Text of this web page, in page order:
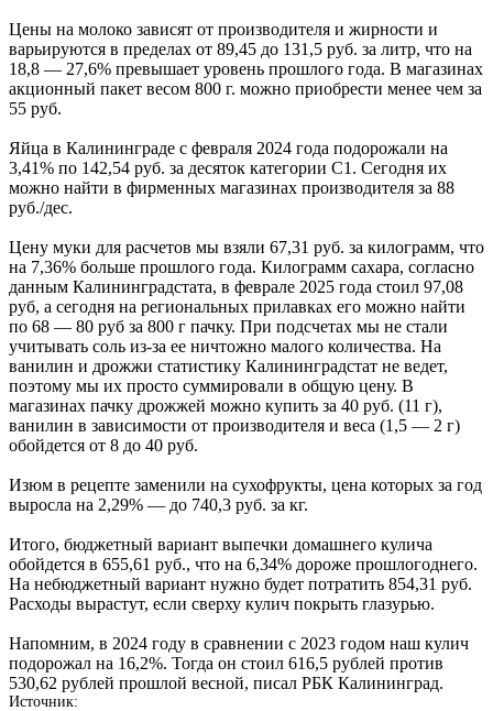
Цены на молоко зависят от производителя и жирности и
варьируются в пределах от 89,45 до 131,5 руб. за литр, что на
18,8 — 27,6% превышает уровень прошлого года. В магазинах
акционный пакет весом 800 г. можно приобрести менее чем за
55 руб.
Яйца в Калининграде с февраля 2024 года подорожали на
3,41% по 142,54 руб. за десяток категории С1. Сегодня их
можно найти в фирменных магазинах производителя за 88
руб./дес.
Цену муки для расчетов мы взяли 67,31 руб. за килограмм, что
на 7,36% больше прошлого года. Килограмм сахара, согласно
данным Калининградстата, в феврале 2025 года стоил 97,08
руб, а сегодня на региональных прилавках его можно найти
по 68 — 80 руб за 800 г пачку. При подсчетах мы не стали
учитывать соль из-за ее ничтожно малого количества. На
ванилин и дрожжи статистику Калининградстат не ведет,
поэтому мы их просто суммировали в общую цену. В
магазинах пачку дрожжей можно купить за 40 руб. (11 г),
ванилин в зависимости от производителя и веса (1,5 — 2 г)
обойдется от 8 до 40 руб.
Изюм в рецепте заменили на сухофрукты, цена которых за год
выросла на 2,29% — до 740,3 руб. за кг.
Итого, бюджетный вариант выпечки домашнего кулича
обойдется в 655,61 руб., что на 6,34% дороже прошлогоднего.
На небюджетный вариант нужно будет потратить 854,31 руб.
Расходы вырастут, если сверху кулич покрыть глазурью.
Напомним, в 2024 году в сравнении с 2023 годом наш кулич
подорожал на 16,2%. Тогда он стоил 616,5 рублей против
530,62 рублей прошлой весной, писал РБК Калининград.
Источник